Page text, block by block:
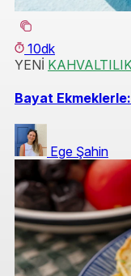
10dk
YENİ
Bayat
Ege Şahin